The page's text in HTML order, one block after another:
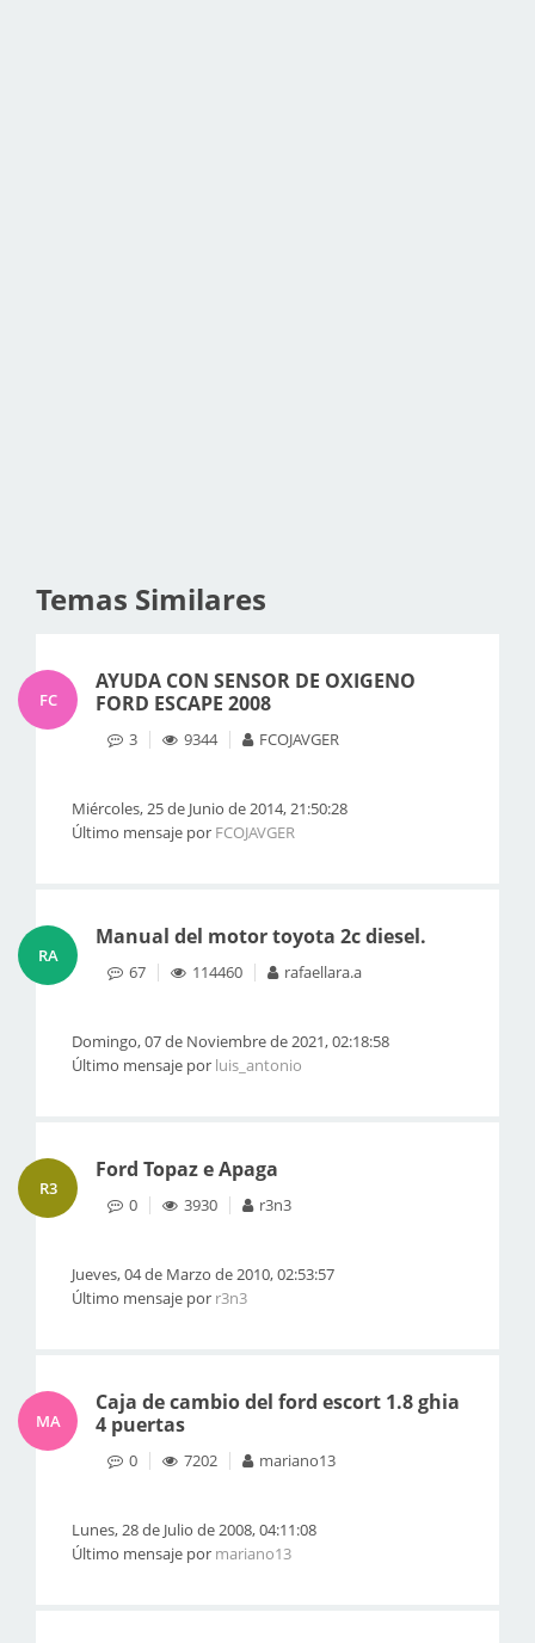
Temas Similares
FC
AYUDA CON SENSOR DE OXIGENO
FORD ESCAPE 2008
3 9344 FCOJAVGER
Miércoles, 25 de Junio de 2014, 21:50:28
Último mensaje por FCOJAVGER
RA
Manual del motor toyota 2c diesel.
67 114460 rafaellara.a
Domingo, 07 de Noviembre de 2021, 02:18:58
Último mensaje por luis_antonio
R3
Ford Topaz e Apaga
0 3930 r3n3
Jueves, 04 de Marzo de 2010, 02:53:57
Último mensaje por r3n3
MA
Caja de cambio del ford escort 1.8 ghia
4 puertas
0 7202 mariano13
Lunes, 28 de Julio de 2008, 04:11:08
Último mensaje por mariano13